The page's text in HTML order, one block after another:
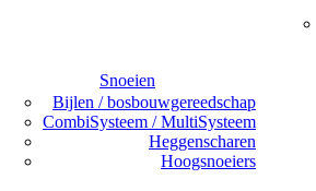
Snoeien
Bijlen / bosbouwgereedschap
CombiSysteem / MultiSysteem
Heggenscharen
Hoogsnoeiers